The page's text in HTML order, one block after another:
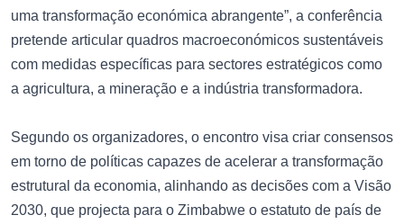
uma transformação económica abrangente”, a conferência
pretende articular quadros macroeconómicos sustentáveis
com medidas específicas para sectores estratégicos como
a agricultura, a mineração e a indústria transformadora.
Segundo os organizadores, o encontro visa criar consensos
em torno de políticas capazes de acelerar a transformação
estrutural da economia, alinhando as decisões com a Visão
2030, que projecta para o Zimbabwe o estatuto de país de